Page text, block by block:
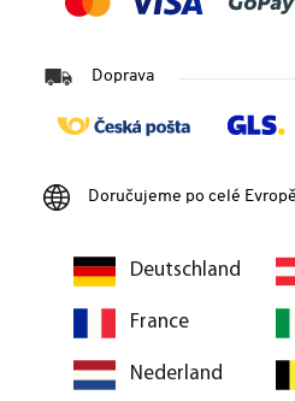
Doprava
Doručujeme po celé Evropě
Deutschland
France
Nederland